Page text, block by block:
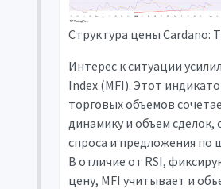
Структура цены Cardano:
Интерес к ситуации
Index (MFI). Этот
торговых объемов
динамику и объем сделок,
спроса и предложения по
В отличие от RSI,
цену, MFI учитывает и